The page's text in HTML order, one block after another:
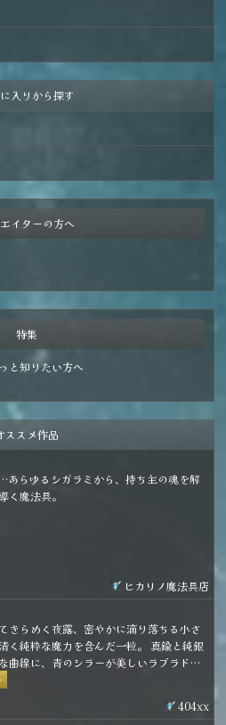
入りから探す
イターの方へ
特集
と知りたい方へ
ススメ作品
あらゆるシガラミから、持ち主の魂を解
く魔法具。
ヒカリノ魔法具店
きらめく夜露、密やかに滴り落ちる小さ
粋な魔力を含んだ一粒。 真鍮と純銀
曲線に、青のシラーが美しいラブラドラ
ボームーンストーンを合わせた小粒なア
べて、お好きな形態で身に着けることがで
404xx